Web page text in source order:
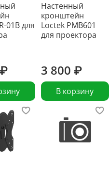
01B для
Настенный
кронштейн
Loctek PMB601
для проектора
3 800 ₽
В корзину